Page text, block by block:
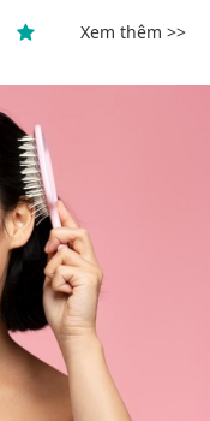
Xem thêm >>